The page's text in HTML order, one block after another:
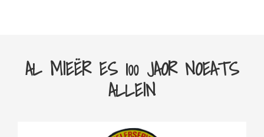
AL MIEËR ES 100 JAOR NOEATS
ALLEIN